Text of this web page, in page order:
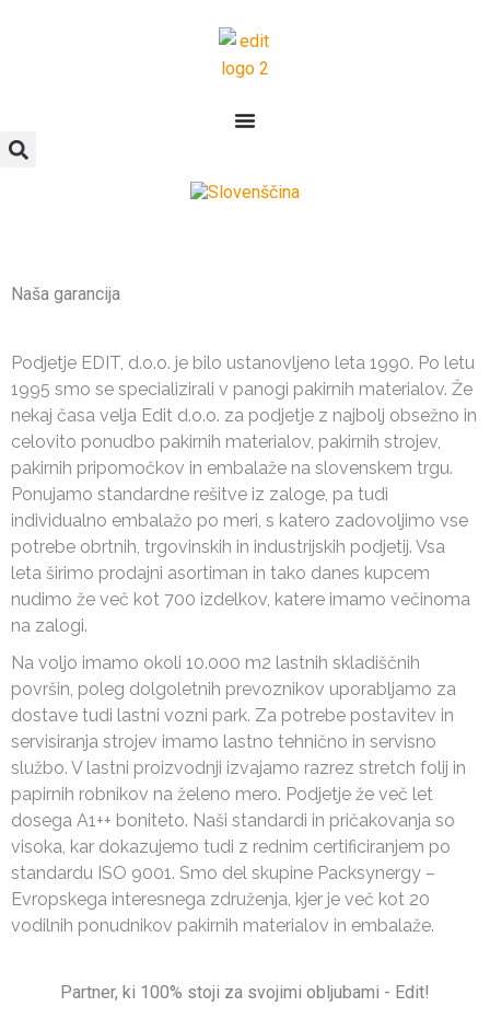
Naša garancija
Podjetje EDIT, d.o.o. je bilo ustanovljeno leta 1990. Po letu
1995 smo se specializirali v panogi pakirnih materialov. Že
nekaj časa velja Edit d.o.o. za podjetje z najbolj obsežno in
celovito ponudbo pakirnih materialov, pakirnih strojev,
pakirnih pripomočkov in embalaže na slovenskem trgu.
Ponujamo standardne rešitve iz zaloge, pa tudi
individualno embalažo po meri, s katero zadovoljimo vse
potrebe obrtnih, trgovinskih in industrijskih podjetij. Vsa
leta širimo prodajni asortiman in tako danes kupcem
nudimo že več kot 700 izdelkov, katere imamo večinoma
na zalogi.
Na voljo imamo okoli 10.000 m2 lastnih skladiščnih
površin, poleg dolgoletnih prevoznikov uporabljamo za
dostave tudi lastni vozni park. Za potrebe postavitev in
servisiranja strojev imamo lastno tehnično in servisno
službo. V lastni proizvodnji izvajamo razrez stretch folij in
papirnih robnikov na želeno mero. Podjetje že več let
dosega A1++ boniteto. Naši standardi in pričakovanja so
visoka, kar dokazujemo tudi z rednim certificiranjem po
standardu ISO 9001. Smo del skupine Packsynergy –
Evropskega interesnega združenja, kjer je več kot 20
vodilnih ponudnikov pakirnih materialov in embalaže.
Partner, ki 100% stoji za svojimi obljubami - Edit!